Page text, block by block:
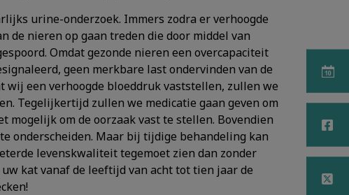
urine-onderzoek. Immers zodra er verhoogde
de nieren op gaan treden die door middel van
Omdat gezonde nieren een overcapaciteit
geen merkbare last ondervinden van de
een verhoogde bloeddruk vaststellen, zullen we
Tegelijkertijd zullen we medicatie gaan geven om
mogelijk om de oorzaak vast te stellen. Bovendien
onderscheiden. Maar bij tijdige behandeling kan
levenskwaliteit tegemoet zien dan zonder
kat vanaf de leeftijd van acht tot tien jaar de